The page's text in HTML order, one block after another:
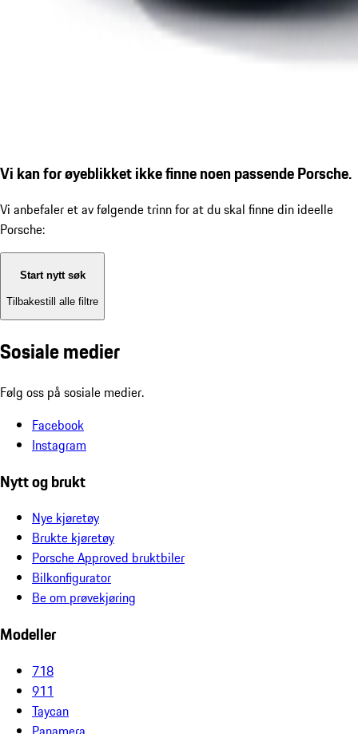
Vi kan for øyeblikket ikke finne noen passende Porsche.
Vi anbefaler et av følgende trinn for at du skal finne din ideelle
Porsche:
Start nytt søk
Tilbakestill alle filtre
Sosiale medier
Følg oss på sosiale medier.
Facebook
Instagram
Nytt og brukt
Nye kjøretøy
Brukte kjøretøy
Porsche Approved bruktbiler
Bilkonfigurator
Be om prøvekjøring
Modeller
718
911
Taycan